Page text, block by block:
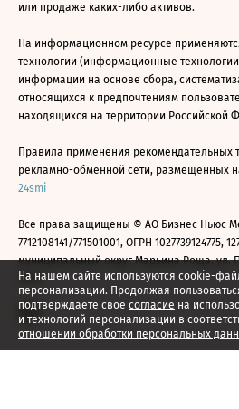
На нашем сайте используются cookie-
персонализации. Продолжая
подтверждаете свое согласие на
и технологий персонализации в
отношении обработки персональных
или продаже каких-либо активов.
На информационном ресурсе
технологии (информационные
информации на основе сбора,
относящихся к предпочтениям
находящихся на территории Российской
Правила применения рекомендательных
рекламно-обменной сети, размещенных
24smi
Все права защищены © АО Бизнес Ньюс
7712108141/771501001, ОГРН 1027739124775,
муниципальный округ Марьина Роща, ул.
2026